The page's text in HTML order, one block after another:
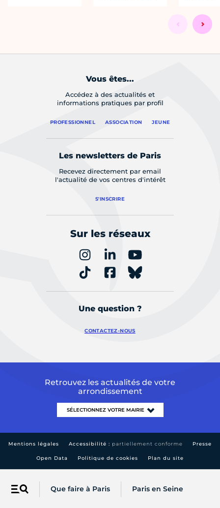
Menu Que faire à Paris Paris en Seine
Vous êtes...
Accédez à des actualités et
informations pratiques par profil
PROFESSIONNEL ASSOCIATION JEUNE
Les newsletters de Paris
Recevez directement par email
l'actualité de vos centres d'intérêt
S'INSCRIRE
Sur les réseaux
Une question ?
CONTACTEZ-NOUS
Retrouvez les actualités de votre
arrondissement
Mentions légales Accessibilité : partiellement conforme Presse
Open Data Politique de cookies Plan du site